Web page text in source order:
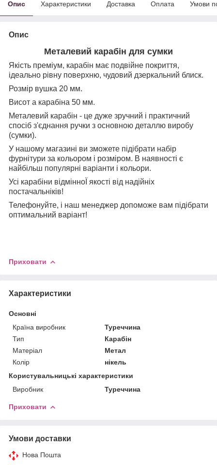
Опис Характеристики Доставка Оплата Умови
Опис
Металевий карабін для сумки
Якість преміум, карабін має подвійне покриття,
ідеально рівну поверхню, чудовий дзеркальний блиск.
Розмір вушка 20 мм.
Висот а карабіна 50 мм.
Металевий карабін - це дуже зручний і практичний
спосіб з'єднання ручки з основною деталлю виробу
(сумки).
У нашому магазині ви зможете підібрати набір
фурнітури за кольором і розміром. В наявності є
найбільш популярні варіанти і кольори.
Усі карабіни відмінноЇ якості від надійніх
постачальніків!
Телефонуйте, і наш менеджер допоможе вам підібрати
оптимальний варіант!
Приховати
Характеристики
Основні
Країна виробник
Туреччина
Тип
Карабін
Матеріал
Метал
Колір
нікель
Користувальницькі характеристики
Виробник
Туреччина
Приховати
Умови доставки
Нова Пошта